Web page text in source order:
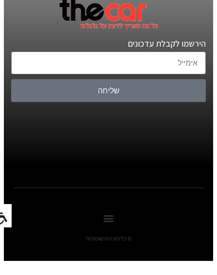
הירשמו לקבלת עדכונים
שליחה
© כל הזכויות שומורות